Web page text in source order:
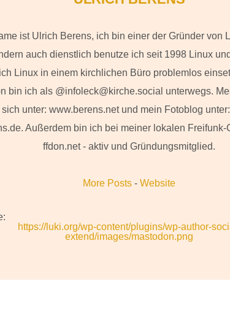
ist Ulrich Berens, ich bin einer der Gründer von
auch dienstlich benutze ich seit 1998 Linux
Linux in einem kirchlichen Büro problemlos
bin ich als @infoleck@kirche.social unterwegs.
unter: www.berens.net und mein Fotoblog
Außerdem bin ich bei meiner lokalen Freifunk-
ffdon.net - aktiv und Gründungsmitglied.
More Posts -Website
https://luki.org/wp-content/plugins/wp-author-
extend/images/mastodon.png